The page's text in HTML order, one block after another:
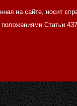
на сайте, носит
Статьи